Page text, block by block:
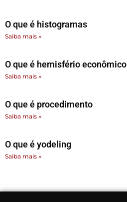
O que é histogramas
Saiba mais »
O que é hemisfério econômico
Saiba mais »
O que é procedimento
Saiba mais »
O que é yodeling
Saiba mais »